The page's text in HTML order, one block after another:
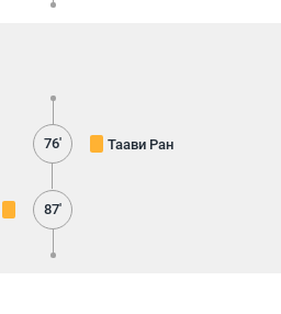
76' Таави Ран
87'